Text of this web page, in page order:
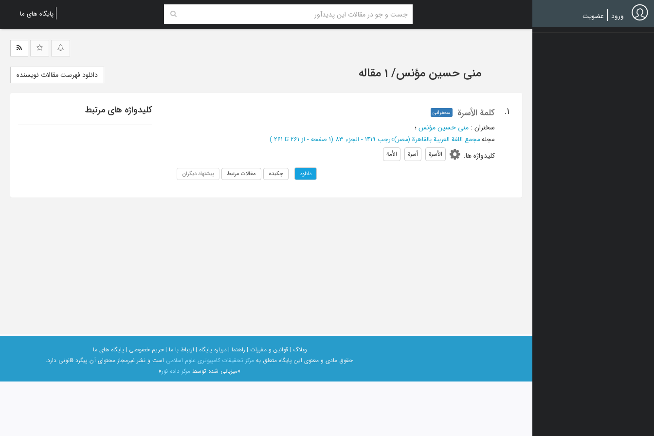
Skip
to
main
پایگاه های ما ورود عضویت
منی حسین مؤنس/ 1 مقاله دانلود فهرست مقالات نویسنده
1. کلمة الأسرة سخنرانی
سخنران : منی حسین مؤنس؛
مجله:مجمع اللغة العربیة بالقاهرة (مصر)»رجب 1419 - الجزء 83 (‎1 صفحه - از 261 تا 261 )
کلیدواژه ها: الأسرة أسرة الأمة
دانلود چکیده مقالات مرتبط پیشنهاد دیگران
کلیدواژه های مرتبط
وبلاگ |قوانین و مقررات | راهنما |درباره پایگاه | ارتباط با ما |حریم خصوصی | پایگاه های ما
حقوق مادی و معنوی اين پايگاه متعلق به مرکز تحقیقات کامپیوتری علوم اسلامی است و نشر غیرمجاز محتوای آن پیگرد قانونی دارد.
«میزبانی شده توسطمرکز داده نور»